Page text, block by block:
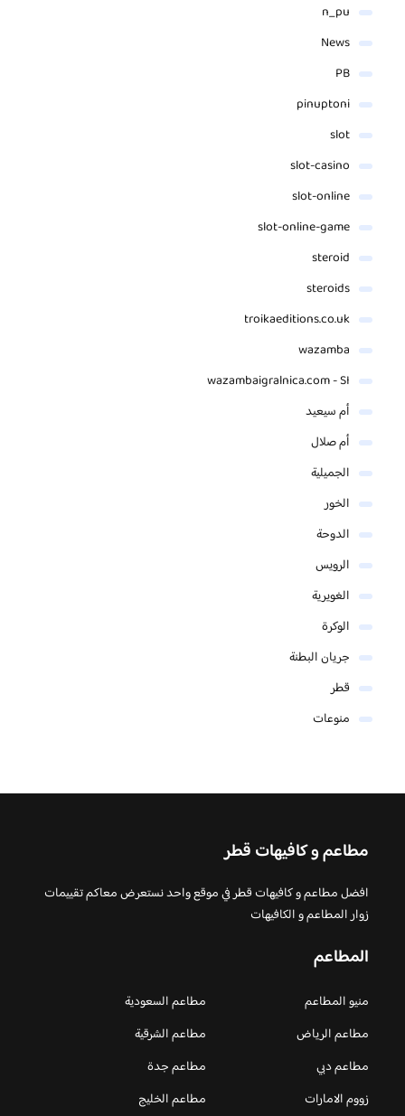
n_pu
News
PB
pinuptoni
slot
slot-casino
slot-online
slot-online-game
steroid
steroids
troikaeditions.co.uk
wazamba
wazambaigralnica.com - SI
أم سيعيد
أم صلال
الجميلية
الخور
الدوحة
الرويس
الغويرية
الوكرة
جريان البطنة
قطر
منوعات
مطاعم و كافيهات قطر
افضل مطاعم و كافيهات قطر في موقع واحد نستعرض معاكم تقييمات
زوار المطاعم و الكافيهات
المطاعم
منيو المطاعم
مطاعم السعودية
مطاعم الرياض
مطاعم الشرقية
مطاعم دبي
مطاعم جدة
زووم الامارات
مطاعم الخليج